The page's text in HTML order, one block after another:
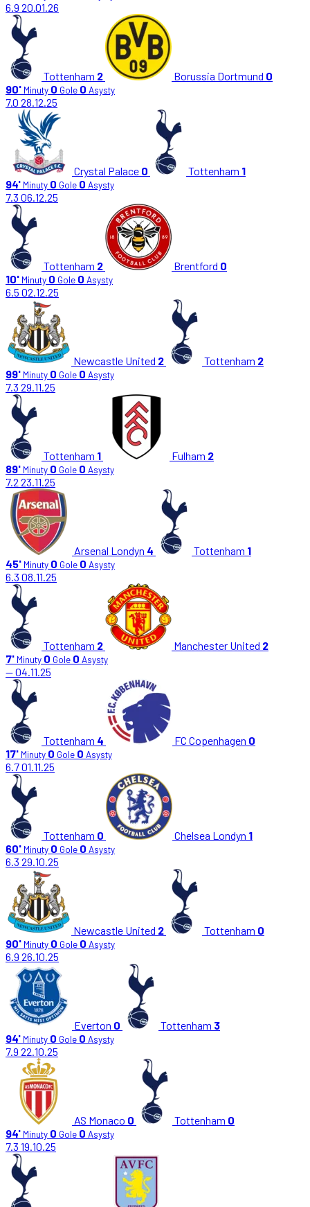
6.9 20.01.26
Tottenham 2 Borussia Dortmund 0
90' Minuty 0 Gole 0 Asysty
7.0 28.12.25
Crystal Palace 0 Tottenham 1
94' Minuty 0 Gole 0 Asysty
7.3 06.12.25
Tottenham 2 Brentford 0
10' Minuty 0 Gole 0 Asysty
6.5 02.12.25
Newcastle United 2 Tottenham 2
99' Minuty 0 Gole 0 Asysty
7.3 29.11.25
Tottenham 1 Fulham 2
89' Minuty 0 Gole 0 Asysty
7.2 23.11.25
Arsenal Londyn 4 Tottenham 1
45' Minuty 0 Gole 0 Asysty
6.3 08.11.25
Tottenham 2 Manchester United 2
7' Minuty 0 Gole 0 Asysty
—04.11.25
Tottenham 4 FC Copenhagen 0
17' Minuty 0 Gole 0 Asysty
6.701.11.25
Tottenham 0 Chelsea Londyn 1
60' Minuty 0 Gole 0 Asysty
6.3 29.10.25
Newcastle United 2 Tottenham 0
90' Minuty 0 Gole 0 Asysty
6.9 26.10.25
Everton 0 Tottenham 3
94' Minuty 0 Gole 0 Asysty
7.9 22.10.25
AS Monaco 0 Tottenham 0
94' Minuty 0 Gole 0 Asysty
7.3 19.10.25